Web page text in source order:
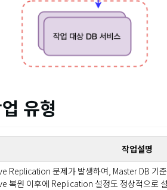
유형
작업설명
Replication 문제가 발생하여, Master DB 기
복원 이후에 Replication 설정도 정상적으로